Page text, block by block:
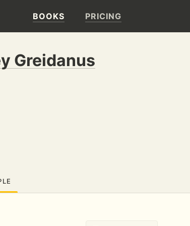
BOOKS PRICING
Greidanus